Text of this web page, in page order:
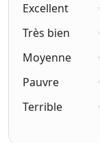
Excellent
Très bien
Moyenne
Pauvre
Terrible